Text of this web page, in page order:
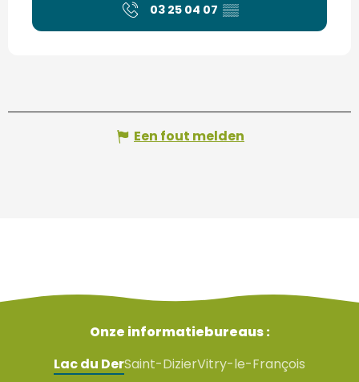
03 25 04 07 ▒▒
Een fout melden
Onze informatiebureaus :
Lac du DerSaint-DizierVitry-le-François